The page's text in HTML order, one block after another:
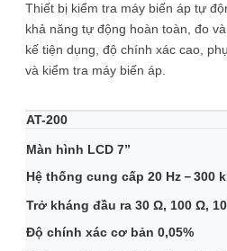
Thiết bị kiểm tra máy biến áp tự
khả năng tự động hoàn toàn, đo
kế tiện dụng, độ chính xác cao,
và kiểm tra máy biến áp.
AT-200
Màn hình LCD 7”
Hệ thống cung cấp 20 Hz－300
Trở kháng đầu ra 30 Ω, 100 Ω,
Độ chính xác cơ bản 0,05%